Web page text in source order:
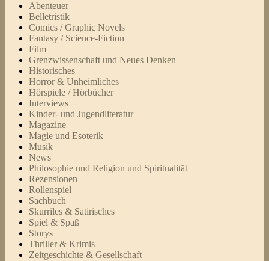
Abenteuer
Belletristik
Comics / Graphic Novels
Fantasy / Science-Fiction
Film
Grenzwissenschaft und Neues Denken
Historisches
Horror & Unheimliches
Hörspiele / Hörbücher
Interviews
Kinder- und Jugendliteratur
Magazine
Magie und Esoterik
Musik
News
Philosophie und Religion und Spiritualität
Rezensionen
Rollenspiel
Sachbuch
Skurriles & Satirisches
Spiel & Spaß
Storys
Thriller & Krimis
Zeitgeschichte & Gesellschaft